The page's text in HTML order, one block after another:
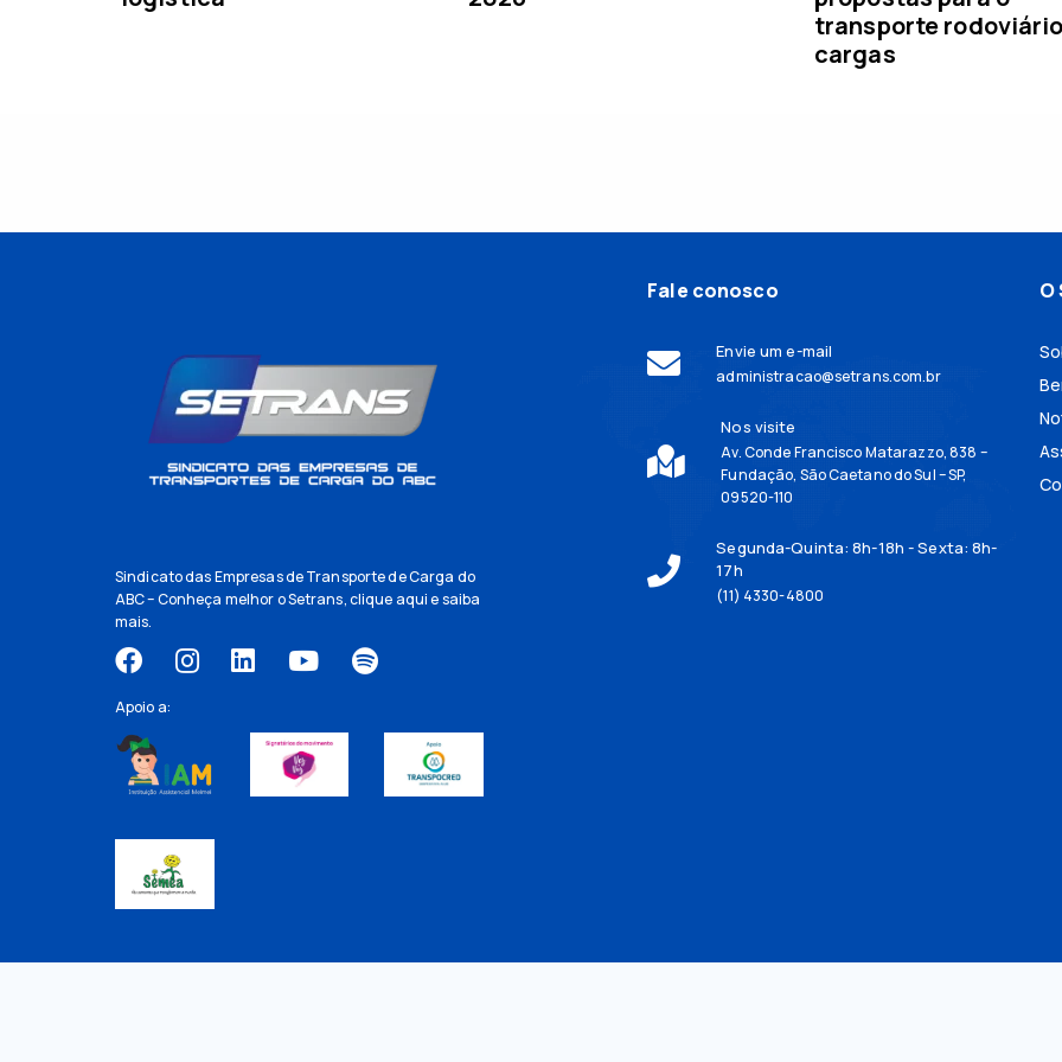
transporte
cargas
Sindicato das Empresas de Transporte de Carga do
ABC – Conheça melhor o Setrans,clique aquie saiba
mais.
Apoio a:
Fale conosco
Envie um e-mail
administracao@setrans.com.br
Nos visite
Av. Conde Francisco Matarazzo, 838 –
Fundação, São Caetano do Sul – SP,
09520-110
Segunda-Quinta: 8h-18h - Sexta: 8h-
17h
(11) 4330-4800
O